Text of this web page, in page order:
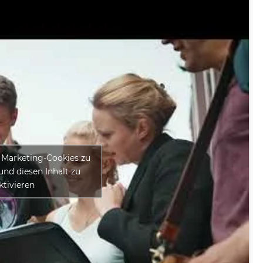
Cookies zu
diesen Inhalt zu